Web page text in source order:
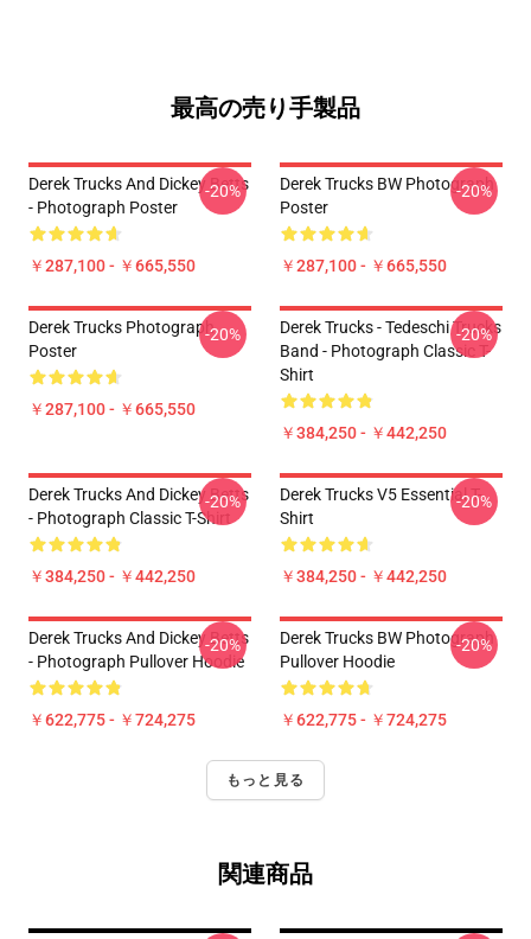
最高の売り手製品
Derek Trucks And Dickey Betts
- Photograph Poster
￥287,100 - ￥665,550
-20%
Derek Trucks BW Photograph
Poster
￥287,100 - ￥665,550
-20%
Derek Trucks Photograph
Poster
￥287,100 - ￥665,550
-20%
Derek Trucks - Tedeschi Trucks
Band - Photograph Classic T-
Shirt
￥384,250 - ￥442,250
-20%
Derek Trucks And Dickey Betts
- Photograph Classic T-Shirt
￥384,250 - ￥442,250
-20%
Derek Trucks V5 Essential T-
Shirt
￥384,250 - ￥442,250
-20%
Derek Trucks And Dickey Betts
- Photograph Pullover Hoodie
￥622,775 - ￥724,275
-20%
Derek Trucks BW Photograph
Pullover Hoodie
￥622,775 - ￥724,275
-20%
もっと見る
関連商品